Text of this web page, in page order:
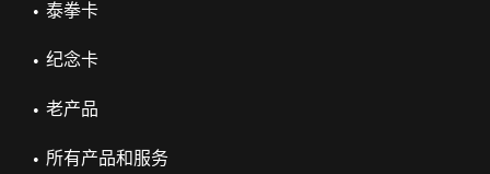
泰拳卡
纪念卡
老产品
所有产品和服务